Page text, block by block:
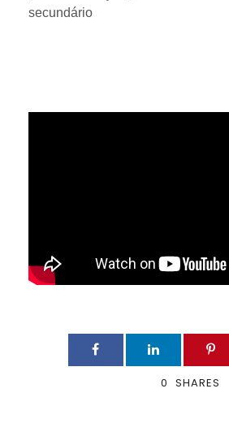
secundário
0 SHARES